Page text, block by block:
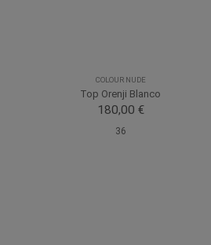
COLOUR NUDE
Top Orenji Blanco
180,00 €
36